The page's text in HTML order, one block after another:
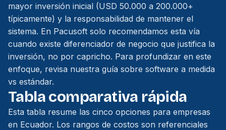
mayor inversión inicial (USD 50.000 a 200.000+
típicamente) y la responsabilidad de mantener el
sistema. En Pacusoft solo recomendamos esta vía
cuando existe diferenciador de negocio que justifica la
inversión, no por capricho. Para profundizar en este
enfoque, revisa nuestra guía sobre software a medida
vs estándar.
Tabla comparativa rápida
Esta tabla resume las cinco opciones para empresas
en Ecuador. Los rangos de costos son referenciales